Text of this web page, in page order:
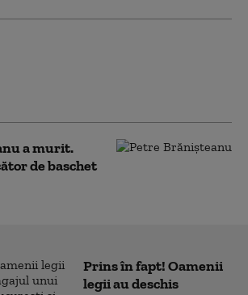
a murit.
de baschet
Prins în fapt! Oamenii
legii au deschis